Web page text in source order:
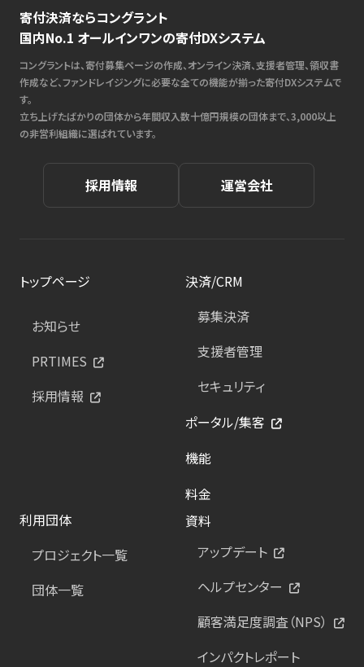
寄付決済ならコングラント
国内No.1 オールインワンの寄付DXシステム
コングラントは、寄付募集ページの作成、オンライン決済、支援者管理、領収書
作成など、ファンドレイジングに必要な全ての機能が揃った寄付DXシステムで
す。
立ち上げたばかりの団体から年間収入数十億円規模の団体まで、3,000以上
の非営利組織に選ばれています。
採用情報 運営会社
トップページ
お知らせ
PRTIMES
採用情報
決済/CRM
募集決済
支援者管理
セキュリティ
ポータル/集客
機能
料金
利用団体
プロジェクト一覧
団体一覧
資料
アップデート
ヘルプセンター
顧客満足度調査（NPS）
インパクトレポート